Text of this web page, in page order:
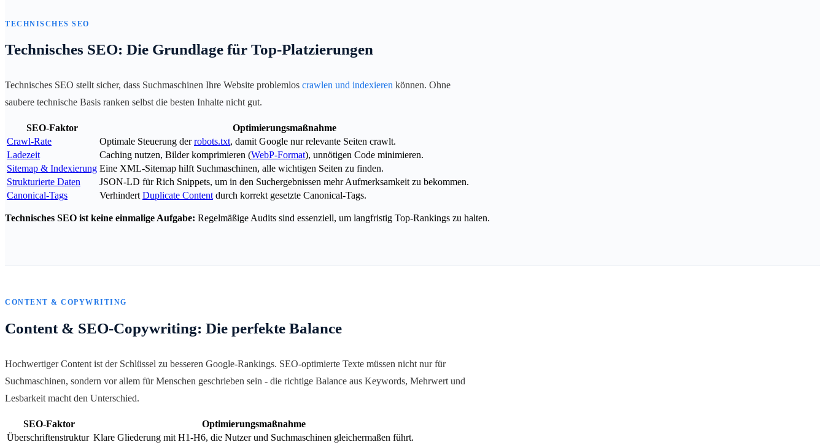
TECHNISCHES SEO
Technisches SEO: Die Grundlage für Top-Platzierungen
Technisches SEO stellt sicher, dass Suchmaschinen Ihre Website problemlos crawlen und indexieren können. Ohne
saubere technische Basis ranken selbst die besten Inhalte nicht gut.
SEO-Faktor
Optimierungsmaßnahme
Crawl-Rate
Optimale Steuerung derrobots.txt, damit Google nur relevante Seiten crawlt.
Ladezeit
Caching nutzen, Bilder komprimieren (WebP-Format), unnötigen Code minimieren.
Sitemap & Indexierung Eine XML-Sitemap hilft Suchmaschinen, alle wichtigen Seiten zu finden.
Strukturierte Daten
JSON-LD für Rich Snippets, um in den Suchergebnissen mehr Aufmerksamkeit zu bekommen.
Canonical-Tags
Verhindert Duplicate Content durch korrekt gesetzte Canonical-Tags.
Technisches SEO ist keine einmalige Aufgabe: Regelmäßige Audits sind essenziell, um langfristig Top-Rankings zu halten.
CONTENT & COPYWRITING
Content & SEO-Copywriting: Die perfekte Balance
Hochwertiger Content ist der Schlüssel zu besseren Google-Rankings. SEO-optimierte Texte müssen nicht nur für
Suchmaschinen, sondern vor allem für Menschen geschrieben sein - die richtige Balance aus Keywords, Mehrwert und
Lesbarkeit macht den Unterschied.
SEO-Faktor
Optimierungsmaßnahme
Überschriftenstruktur Klare Gliederung mit H1-H6, die Nutzer und Suchmaschinen gleichermaßen führt.